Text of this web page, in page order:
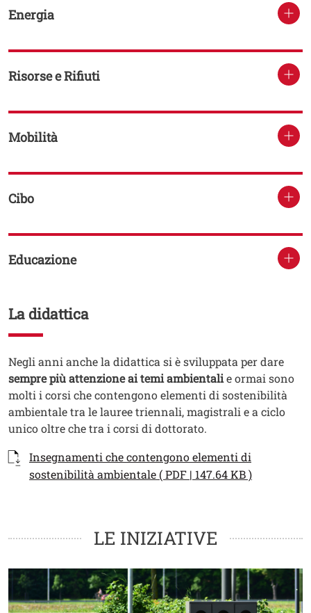
Energia
Risorse e Rifiuti
Mobilità
Cibo
Educazione
La didattica
Testo
Negli anni anche la didattica si è sviluppata per dare
sempre più attenzione ai temi ambientalie ormai sono
molti i corsi che contengono elementi di sostenibilità
ambientale tra le lauree triennali, magistrali e a ciclo
unico oltre che tra i corsi di dottorato.
Documenti
Documento
Insegnamenti che contengono elementi di
sostenibilità ambientale ( PDF | 147.64 KB )Apri il link
LE INIZIATIVE
Image